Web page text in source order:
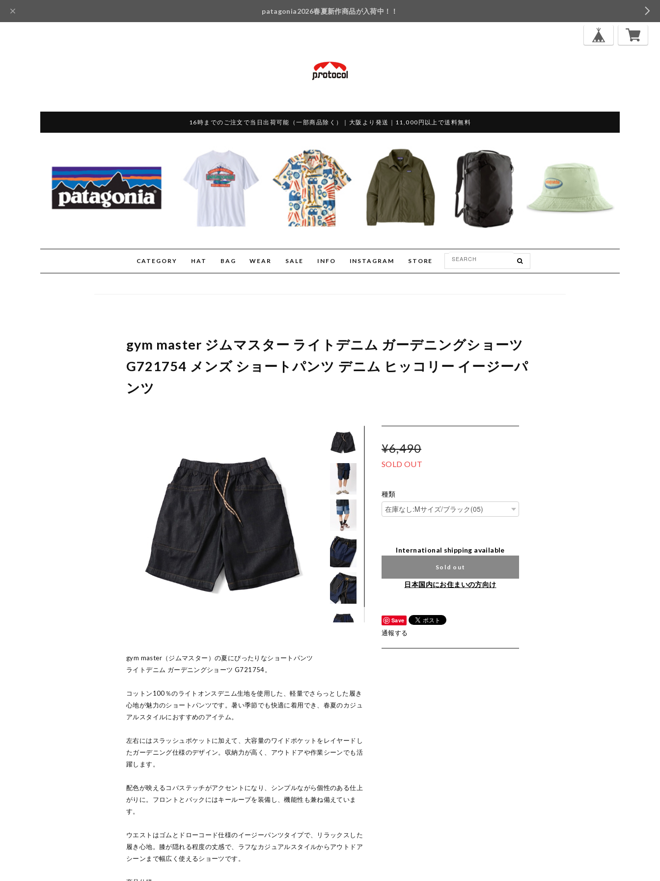
patagonia2026春夏新作商品が入荷中！！
16時までのご注文で当日出荷可能（一部商品除く）｜大阪より発送｜11,000円以上で送料無料
CATEGORY HAT BAG WEAR SALE INFO INSTAGRAM STORE
gym master ジムマスター ライトデニム ガーデニングショーツ
G721754 メンズ ショートパンツ デニム ヒッコリー イージーパ
ンツ
gym master（ジムマスター）の夏にぴったりなショートパンツ
ライトデニム ガーデニングショーツ G721754。
コットン100％のライトオンスデニム生地を使用した、軽量でさらっとした履き
心地が魅力のショートパンツです。暑い季節でも快適に着用でき、春夏のカジュ
アルスタイルにおすすめのアイテム。
左右にはスラッシュポケットに加えて、大容量のワイドポケットをレイヤードし
たガーデニング仕様のデザイン。収納力が高く、アウトドアや作業シーンでも活
躍します。
配色が映えるコバステッチがアクセントになり、シンプルながら個性のある仕上
がりに。フロントとバックにはキーループを装備し、機能性も兼ね備えていま
す。
ウエストはゴムとドローコード仕様のイージーパンツタイプで、リラックスした
履き心地。膝が隠れる程度の丈感で、ラフなカジュアルスタイルからアウトドア
シーンまで幅広く使えるショーツです。
¥6,490
SOLD OUT
種類
International shipping available
Sold out
日本国内にお住まいの方向け
Save
通報する